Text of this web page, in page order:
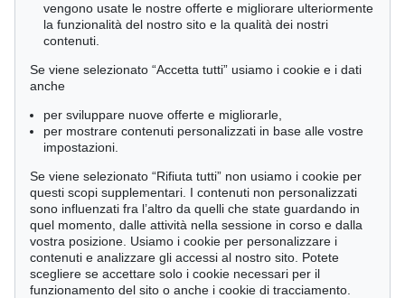
Economia e diritto
Meraviglie della natura
Cimelia
Ordine:
Tutti gli oggetti
Solo offerte attuali
Solo oggetti venduti
Cerca
vengono usate le nostre offerte e migliorare ulteriormente
la funzionalità del nostro sito e la qualità dei nostri
contenuti.
Se viene selezionato “Accetta tutti” usiamo i cookie e i dati
anche
per sviluppare nuove offerte e migliorarle,
per mostrare contenuti personalizzati in base alle vostre
impostazioni.
Se viene selezionato “Rifiuta tutti” non usiamo i cookie per
questi scopi supplementari. I contenuti non personalizzati
sono influenzati fra l’altro da quelli che state guardando in
quel momento, dalle attività nella sessione in corso e dalla
vostra posizione. Usiamo i cookie per personalizzare i
contenuti e analizzare gli accessi al nostro sito. Potete
scegliere se accettare solo i cookie necessari per il
funzionamento del sito o anche i cookie di tracciamento.